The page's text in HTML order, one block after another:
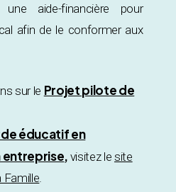
aide-financière pour
afin de le conformer aux
sur le Projet pilote de
éducatif en
entreprise, visitez le site
Famille.